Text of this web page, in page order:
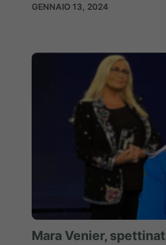
GENNAIO 13, 2024
Mara Venier,